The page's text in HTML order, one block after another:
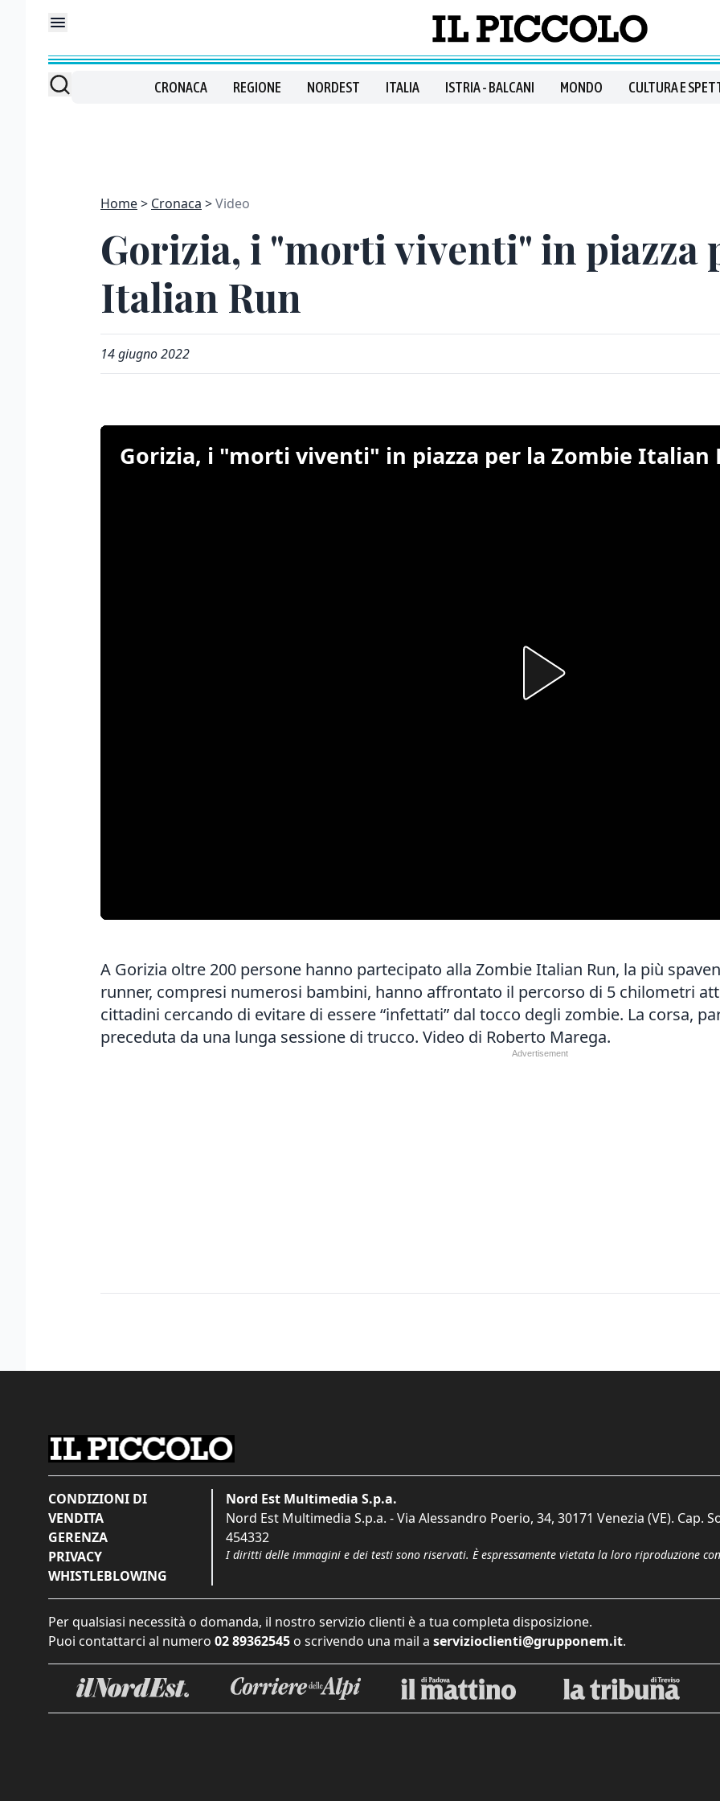
CRONACA REGIONE NORDEST ITALIA ISTRIA - BALCANI MONDO CULTURA E
Home Cronaca Video
Gorizia, i "morti viventi" in piazza
Italian Run
14 giugno 2022
Gorizia, i "morti viventi" in piazza per la Zombie Italian
A Gorizia oltre 200 persone hanno partecipato alla Zombie Italian Run, la più
runner, compresi numerosi bambini, hanno affrontato il percorso di 5 chilometri
cittadini cercando di evitare di essere “infettati” dal tocco degli zombie. La corsa,
preceduta da una lunga sessione di trucco. Video di Roberto Marega.
CONDIZIONI DI
VENDITA
GERENZA
PRIVACY
WHISTLEBLOWING
Nord Est Multimedia S.p.a.
Nord Est Multimedia S.p.a. - Via Alessandro Poerio, 34, 30171 Venezia (VE). Cap.
454332
I diritti delle immagini e dei testi sono riservati. È espressamente vietata la loro riproduzione
Per qualsiasi necessità o domanda, il nostro servizio clienti è a tua completa disposizione.
Puoi contattarci al numero 02 89362545 o scrivendo una mail a servizioclienti@grupponem.it.